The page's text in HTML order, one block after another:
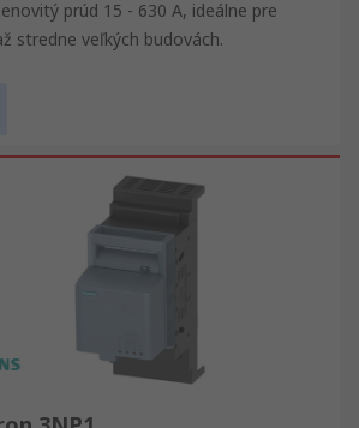
prúd 15 - 630 A, ideálne pre
stredne veľkých budovách.